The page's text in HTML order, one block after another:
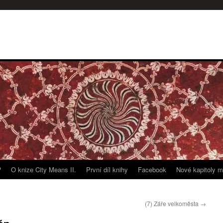
O knize City Means II. První díl knihy Facebook Nové kapitoly
(7) Záře velkoměsta →